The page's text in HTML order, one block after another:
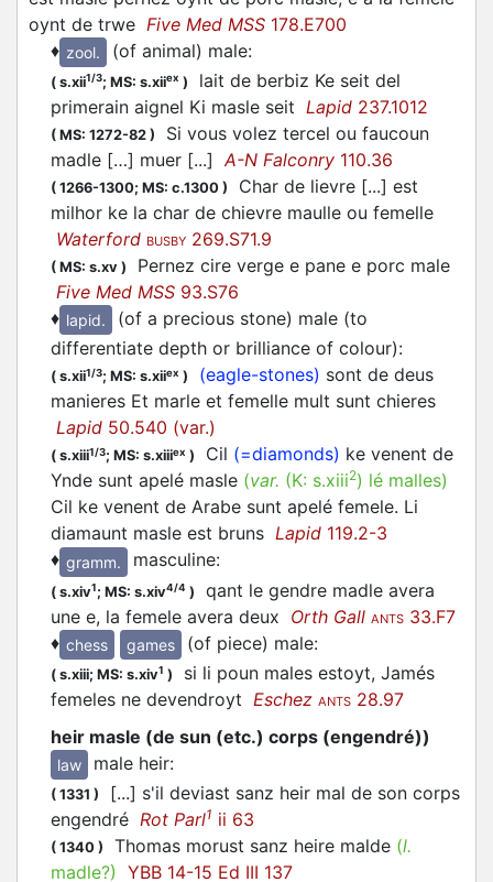
oynt de trwe Five Med MSS 178.E700
♦ zool. (of animal) male:
( s.xii1/3; MS: s.xiiex )
lait de berbiz Ke seit del
primerain aignel Ki masle seit Lapid 237.1012
( MS: 1272-82 )
Si vous volez tercel ou faucoun
madle […] muer [...]A-N Falconry 110.36
( 1266-1300; MS: c.1300 )
Char de lievre [...] est
milhor ke la char de chievre maulle ou femelle
Waterford BUSBY 269.S71.9
( MS: s.xv )
Pernez cire verge e pane e porc male
Five Med MSS 93.S76
♦ lapid.
(of a precious stone) male (to
differentiate depth or brilliance of colour):
( s.xii1/3; MS: s.xiiex ) (eagle-stones) sont de deus
manieres Et marle et femelle mult sunt chieres
Lapid 50.540 (var.)
( s.xiii1/3; MS: s.xiiiex ) Cil (=diamonds) ke venent de
Ynde sunt apelé masle (var. (K: s.xiii2) lé malles)
Cil ke venent de Arabe sunt apelé femele. Li
diamaunt masle est bruns Lapid 119.2-3
♦ gramm. masculine:
( s.xiv1; MS: s.xiv4/4 )
qant le gendre madle avera
une e, la femele avera deux Orth Gall ANTS 33.F7
♦ chess games (of piece) male:
( s.xiii; MS: s.xiv1 )
si li poun males estoyt, Jamés
femeles ne devendroyt Eschez ANTS 28.97
heir masle (de sun (etc.) corps (engendré))
law male heir:
( 1331 )
[...] s'il deviast sanz heir mal de son corps
engendré Rot Parl1 ii 63
( 1340 ) Thomas morust sanz heire malde (l.
madle?) YBB 14-15 Ed III 137